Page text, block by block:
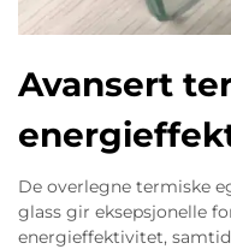
Avansert
De overlegne termiske
glass gir eksepsjonelle
energieffektivitet,